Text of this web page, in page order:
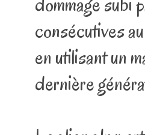
consécutives
en utilisant un
dernière